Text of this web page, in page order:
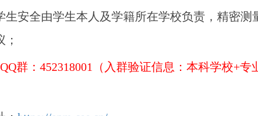
生安全由学生本人及学籍所在学校负责，精密
；
群：452318001（入群验证信息：本科学校+专